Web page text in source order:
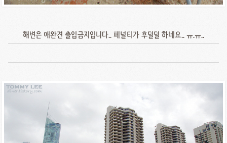
해변은 애완견 출입금지입니다.. 페널티가 후덜덜 하네요.. ㅠ.ㅠ..